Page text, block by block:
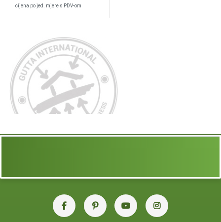
cijena po jed. mjere s PDV-om